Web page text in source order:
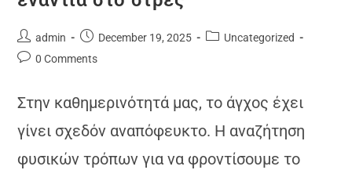
admin December 19, 2025
Uncategorized
0 Comments
Στην καθημερινότητά μας, το άγχος έχει
γίνει σχεδόν αναπόφευκτο. Η αναζήτηση
φυσικών τρόπων για να φροντίσουμε το